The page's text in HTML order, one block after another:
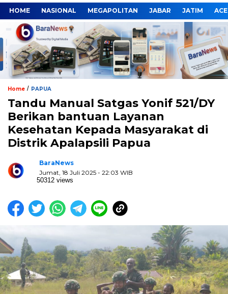
HOME NASIONAL MEGAPOLITAN JABAR JATIM
Home / PAPUA
Tandu Manual Satgas Yonif 521/DY
Berikan bantuan Layanan
Kesehatan Kepada Masyarakat di
Distrik Apalapsili Papua
BaraNews
Jumat, 18 Juli 2025 - 22:03 WIB
50312 views